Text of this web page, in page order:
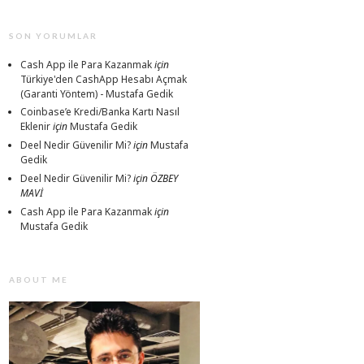
SON YORUMLAR
Cash App ile Para Kazanmakiçin
Türkiye'den CashApp Hesabı Açmak
(Garanti Yöntem) - Mustafa Gedik
Coinbase’e Kredi/Banka Kartı Nasıl
EkleniriçinMustafa Gedik
Deel Nedir Güvenilir Mi?içinMustafa
Gedik
Deel Nedir Güvenilir Mi?içinÖZBEY
MAVİ
Cash App ile Para Kazanmakiçin
Mustafa Gedik
ABOUT ME